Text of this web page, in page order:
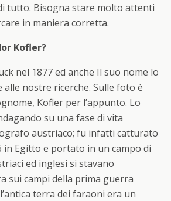
tutto. Bisogna stare molto attenti
in maniera corretta.
Kofler?
nel 1877 ed anche Il suo nome lo
alle nostre ricerche. Sulle foto è
Kofler per l’appunto. Lo
su una fase di vita
austriaco; fu infatti catturato
in Egitto e portato in un campo di
ed inglesi si stavano
sui campi della prima guerra
terra dei faraoni era un